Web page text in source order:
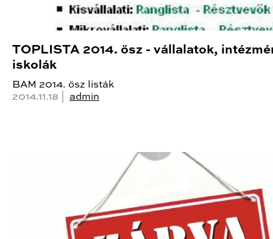
TOPLISTA 2014. ősz - vállalatok,
iskolák
BAM 2014. ősz listák
2014.11.18 | admin